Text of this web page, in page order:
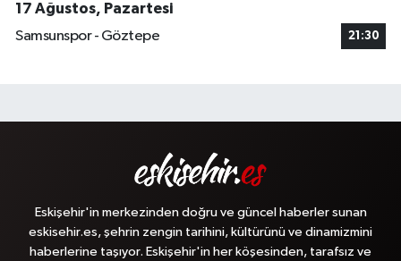
17 Ağustos, Pazartesi
Samsunspor - Göztepe
21:30
Eskişehir'in merkezinden doğru ve güncel haberler sunan
eskisehir.es, şehrin zengin tarihini, kültürünü ve dinamizmini
haberlerine taşıyor. Eskişehir'in her köşesinden, tarafsız ve